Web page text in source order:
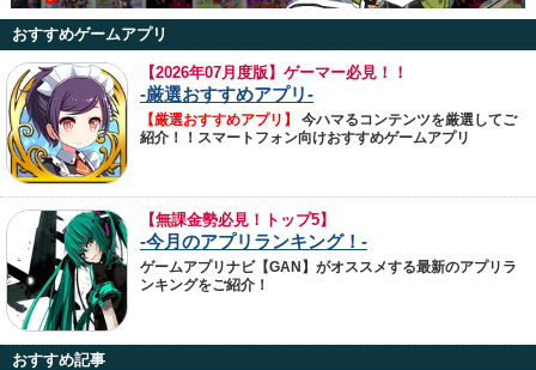
おすすめゲームアプリ
【2026年07月度版】ゲーマー必見！！
-厳選おすすめアプリ-
【厳選おすすめアプリ】
今ハマるコンテンツを厳選してご
紹介！！スマートフォン向けおすすめゲームアプリ
【無課金勢必見！トップ5】
-今月のアプリランキング！-
ゲームアプリナビ【GAN】がオススメする最新のアプリラ
ンキングをご紹介！
おすすめ記事